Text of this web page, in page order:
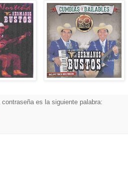
es la siguiente palabra: